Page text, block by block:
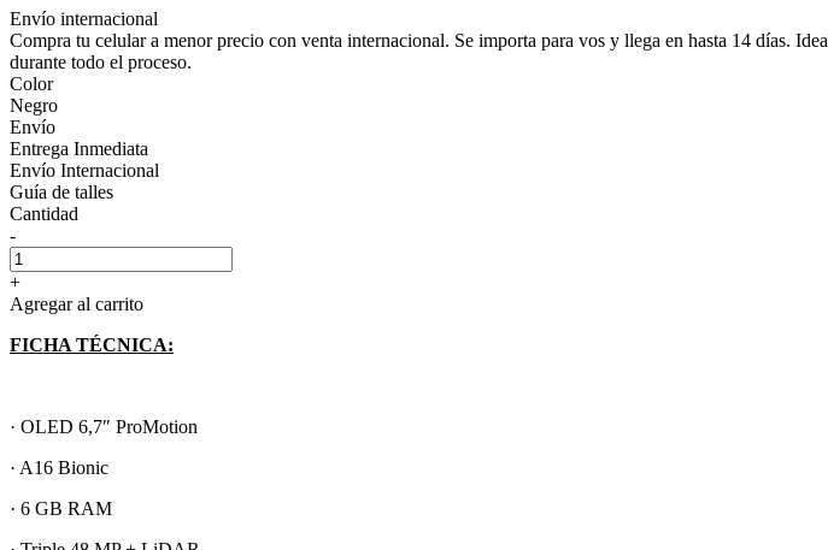
Envío internacional
Compra tu celular a menor precio con venta internacional. Se importa para vos y llega en hasta 14 días.
durante todo el proceso.
Color
Negro
Envío
Entrega Inmediata
Envío Internacional
Guía de talles
Cantidad
-
+
Agregar al carrito
FICHA TÉCNICA:
· OLED 6,7″ ProMotion
· A16 Bionic
· 6 GB RAM